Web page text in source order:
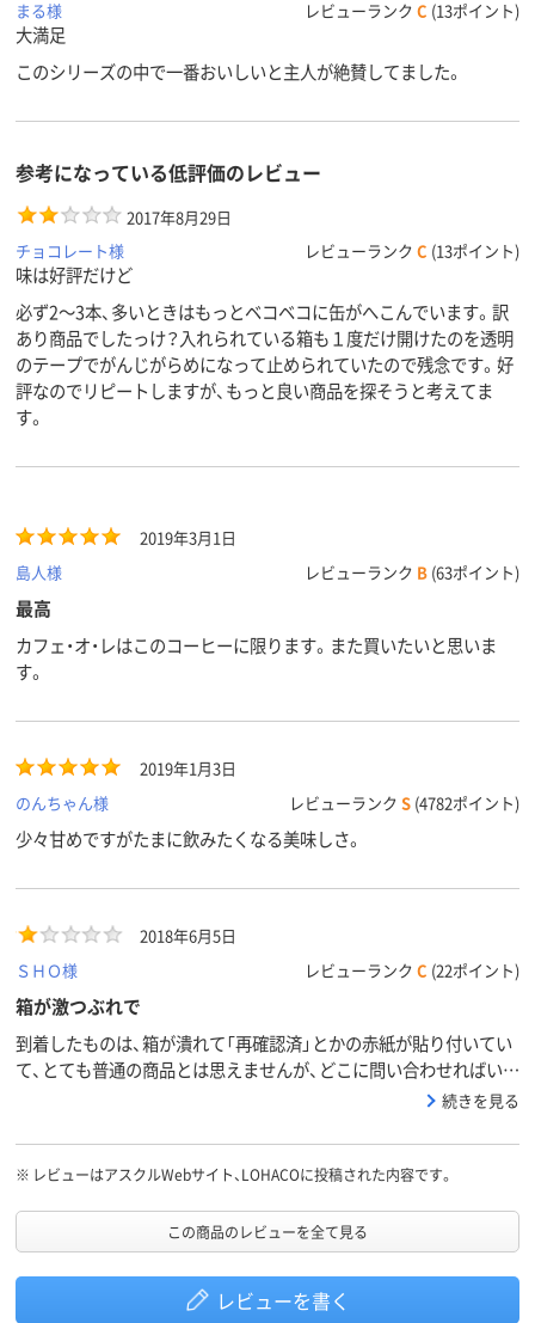
まる様 レビューランク C (13ポイント)
大満足
このシリーズの中で一番おいしいと主人が絶賛してました。
参考になっている低評価のレビュー
2017年8月29日
チョコレート様
レビューランク C (13ポイント)
味は好評だけど
必ず2～3本、多いときはもっとベコベコに缶がへこんでいます。訳
あり商品でしたっけ？入れられている箱も１度だけ開けたのを透明
のテープでがんじがらめになって止められていたので残念です。好
評なのでリピートしますが、もっと良い商品を探そうと考えてま
す。
2019年3月1日
島人様
レビューランク B (63ポイント)
最高
カフェ・オ・レはこのコーヒーに限ります。また買いたいと思いま
す。
2019年1月3日
のんちゃん様
レビューランク S (4782ポイント)
少々甘めですがたまに飲みたくなる美味しさ。
2018年6月5日
ＳＨＯ様
レビューランク C (22ポイント)
箱が激つぶれで
到着したものは、箱が潰れて「再確認済」とかの赤紙が貼り付いてい
て、とても普通の商品とは思えませんが、どこに問い合わせればいい
続きを見る
※ レビューはアスクルWebサイト、LOHACOに投稿された内容です。
この商品のレビューを全て見る
レビューを書く